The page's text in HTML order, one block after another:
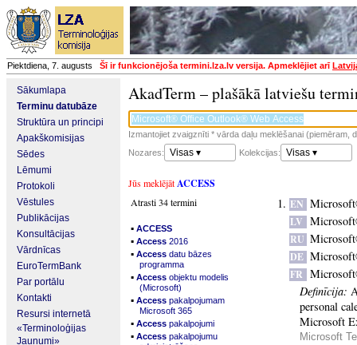
Piektdiena, 7. augusts Šī ir funkcionējoša termini.lza.lv versija. Apmeklējiet arī
Sākumlapa
Terminu datubāze
Struktūra un principi
Apakškomisijas
Sēdes
Lēmumi
Protokoli
Vēstules
Publikācijas
Konsultācijas
Vārdnīcas
EuroTermBank
Par portālu
Kontakti
Resursi internetā
«Terminoloģijas
Jaunumi»
AkadTerm – plašākā latviešu
Izmantojiet zvaigznīti * vārda daļu meklēšanai (piemēram,
Nozares:
Visas ▾ Kolekcijas: Visas ▾
Jūs meklējātACCESS
Atrasti 34 termini
▪ ACCESS
▪ Access 2016
▪ Access datu bāzes
programma
▪ Access objektu modelis
(Microsoft)
▪ Access pakalpojumam
Microsoft 365
▪ Access pakalpojumi
▪ Access pakalpojumu
EN
LV
RU
DE
FR
Definīcija:
personal
Microsoft
Microsoft